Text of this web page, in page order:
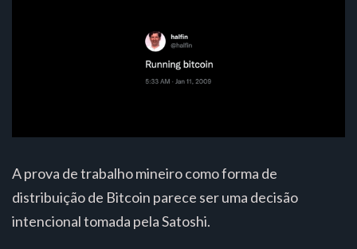
A prova de trabalho mineiro como forma de
distribuição de Bitcoin parece ser uma decisão
intencional tomada pela Satoshi.